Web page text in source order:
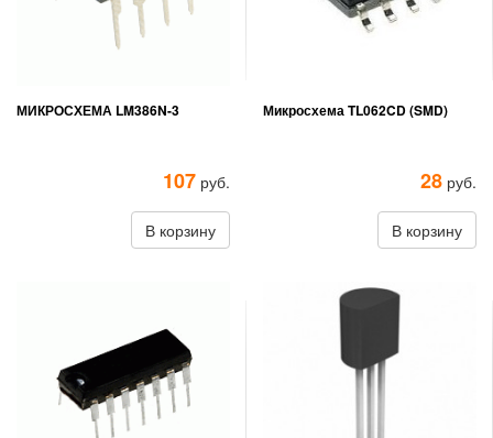
МИКРОСХЕМА LM386N-3
107 руб.
В корзину
Микросхема TL062CD (SMD)
28 руб.
В корзину